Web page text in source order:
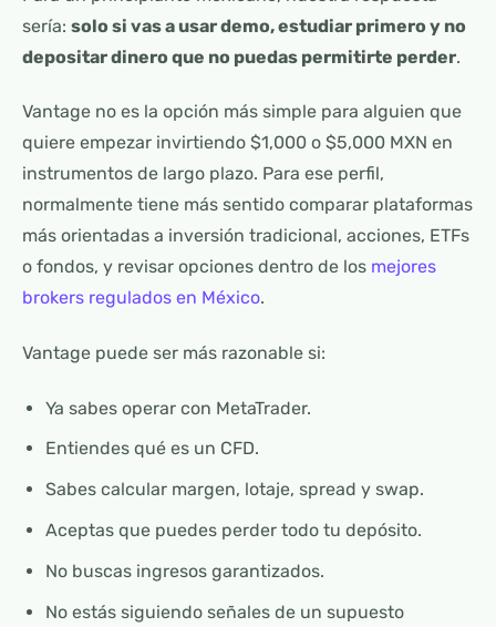
sería: solo si vas a usar demo, estudiar primero y no
depositar dinero que no puedas permitirte perder.
Vantage no es la opción más simple para alguien que
quiere empezar invirtiendo $1,000 o $5,000 MXN en
instrumentos de largo plazo. Para ese perfil,
normalmente tiene más sentido comparar plataformas
más orientadas a inversión tradicional, acciones, ETFs
o fondos, y revisar opciones dentro de los mejores
brokers regulados en México.
Vantage puede ser más razonable si:
Ya sabes operar con MetaTrader.
Entiendes qué es un CFD.
Sabes calcular margen, lotaje, spread y swap.
Aceptas que puedes perder todo tu depósito.
No buscas ingresos garantizados.
No estás siguiendo señales de un supuesto